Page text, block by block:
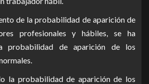
de la probabilidad de aparición de
profesionales y hábiles, se ha
probabilidad de aparición de los
la probabilidad de aparición de los